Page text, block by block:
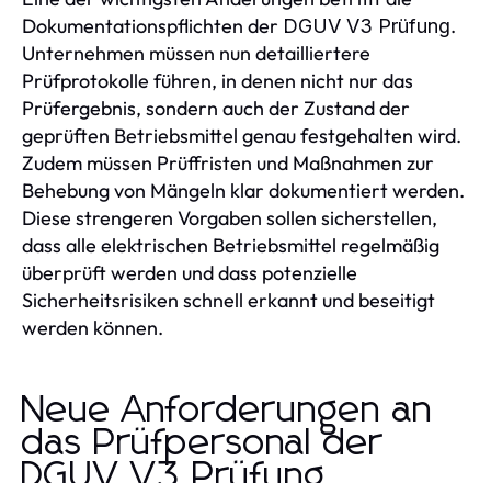
Dokumentationspflichten der DGUV V3 Prüfung.
Unternehmen müssen nun detailliertere
Prüfprotokolle führen, in denen nicht nur das
Prüfergebnis, sondern auch der Zustand der
geprüften Betriebsmittel genau festgehalten wird.
Zudem müssen Prüffristen und Maßnahmen zur
Behebung von Mängeln klar dokumentiert werden.
Diese strengeren Vorgaben sollen sicherstellen,
dass alle elektrischen Betriebsmittel regelmäßig
überprüft werden und dass potenzielle
Sicherheitsrisiken schnell erkannt und beseitigt
werden können.
Neue Anforderungen an
das Prüfpersonal der